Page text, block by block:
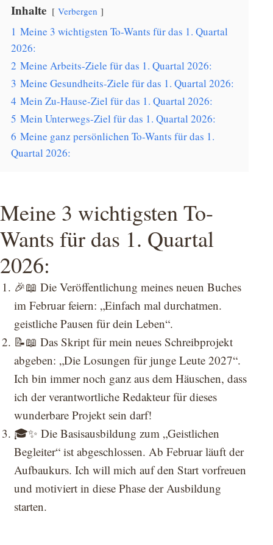
Inhalte Verbergen
1 Meine 3 wichtigsten To-Wants für das 1. Quartal
2026:
2 Meine Arbeits-Ziele für das 1. Quartal 2026:
3 Meine Gesundheits-Ziele für das 1. Quartal 2026:
4 Mein Zu-Hause-Ziel für das 1. Quartal 2026:
5 Mein Unterwegs-Ziel für das 1. Quartal 2026:
6 Meine ganz persönlichen To-Wants für das 1.
Quartal 2026:
Meine 3 wichtigsten To-
Wants für das 1. Quartal
2026:
🎉📖 Die Veröffentlichung meines neuen Buches
im Februar feiern: „Einfach mal durchatmen.
geistliche Pausen für dein Leben“.
📝📖 Das Skript für mein neues Schreibprojekt
abgeben: „Die Losungen für junge Leute 2027“.
Ich bin immer noch ganz aus dem Häuschen, dass
ich der verantwortliche Redakteur für dieses
wunderbare Projekt sein darf!
🎓✨ Die Basisausbildung zum „Geistlichen
Begleiter“ ist abgeschlossen. Ab Februar läuft der
Aufbaukurs. Ich will mich auf den Start vorfreuen
und motiviert in diese Phase der Ausbildung
starten.